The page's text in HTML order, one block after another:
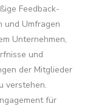
Feedback-
und Umfragen
Unternehmen,
und
der Mitglieder
verstehen.
für